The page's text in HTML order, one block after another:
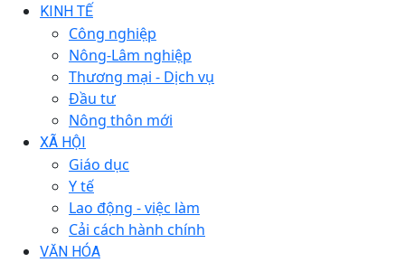
KINH TẾ
Công nghiệp
Nông-Lâm nghiệp
Thương mại - Dịch vụ
Đầu tư
Nông thôn mới
XÃ HỘI
Giáo dục
Y tế
Lao động - việc làm
Cải cách hành chính
VĂN HÓA